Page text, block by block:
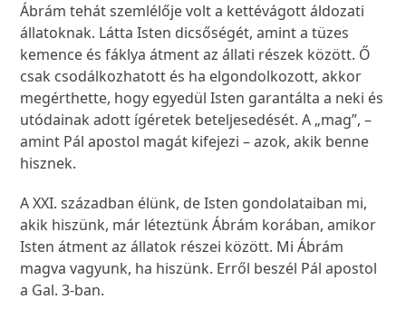
Ábrám tehát szemlélője volt a kettévágott áldozati
állatoknak. Látta Isten dicsőségét, amint a tüzes
kemence és fáklya átment az állati részek között. Ő
csak csodálkozhatott és ha elgondolkozott, akkor
megérthette, hogy egyedül Isten garantálta a neki és
utódainak adott ígéretek beteljesedését. A „mag”, –
amint Pál apostol magát kifejezi – azok, akik benne
hisznek.
A XXI. században élünk, de Isten gondolataiban mi,
akik hiszünk, már léteztünk Ábrám korában, amikor
Isten átment az állatok részei között. Mi Ábrám
magva vagyunk, ha hiszünk. Erről beszél Pál apostol
a Gal. 3-ban.